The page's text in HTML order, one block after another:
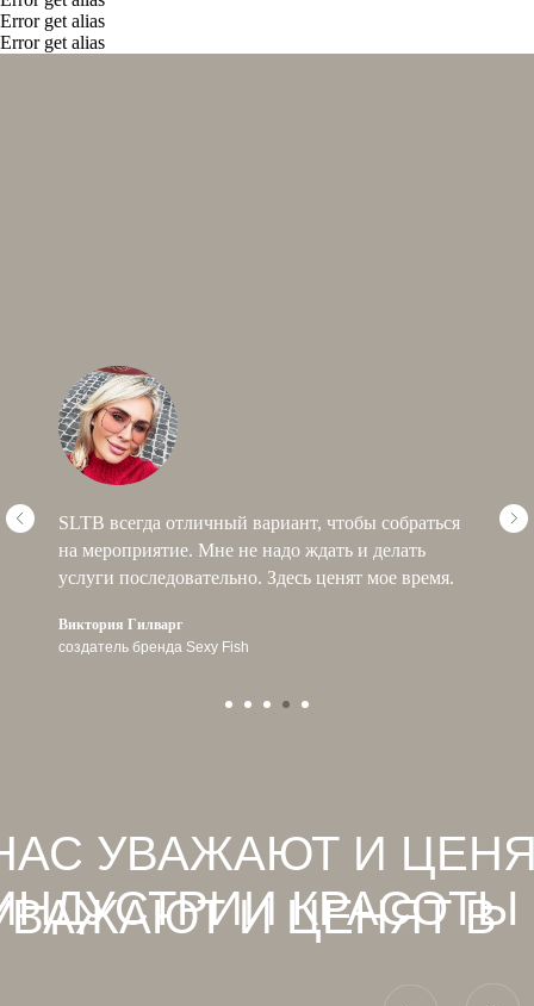
Error get alias
Error get alias
SLTB всегда отличный вариант, чтобы собраться
на мероприятие. Мне не надо ждать и делать
услуги последовательно. Здесь ценят мое время.
Виктория Гилварг
создатель бренда Sexy Fish
УВАЖАЮТ И
КРАСОТЫ
И ЦЕНЯТ В